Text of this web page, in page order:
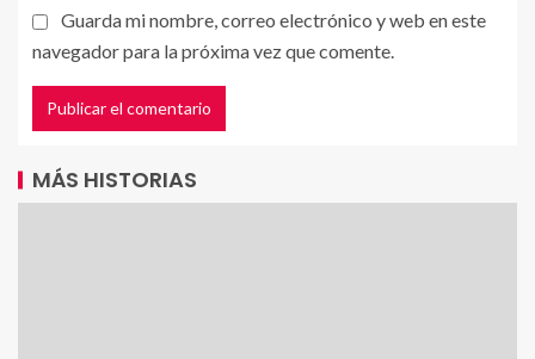
Guarda mi nombre, correo electrónico y web en este
navegador para la próxima vez que comente.
MÁS HISTORIAS